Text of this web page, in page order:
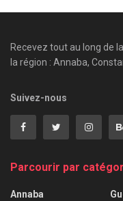
Recevez tout au long de
la région : Annaba,
Suivez-nous
Parcourir par
Annaba